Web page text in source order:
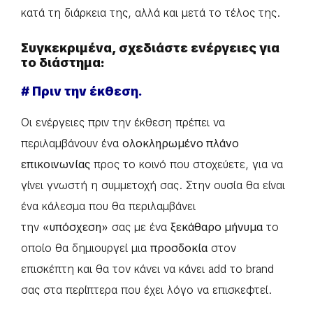
κατά τη διάρκεια της, αλλά και μετά το τέλος της.
Συγκεκριμένα, σχεδιάστε ενέργειες για
το διάστημα:
# Πριν την έκθεση.
Οι ενέργειες πριν την έκθεση πρέπει να
περιλαμβάνουν ένα ολοκληρωμένο πλάνο
επικοινωνίας προς το κοινό που στοχεύετε, για να
γίνει γνωστή η συμμετοχή σας. Στην ουσία θα είναι
ένα κάλεσμα που θα περιλαμβάνει
την «υπόσχεση» σας με ένα ξεκάθαρο μήνυμα το
οποίο θα δημιουργεί μια προσδοκία στον
επισκέπτη και θα τον κάνει να κάνει add το brand
σας στα περίπτερα που έχει λόγο να επισκεφτεί.